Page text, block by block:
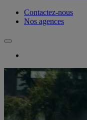
Contactez-nous
Nos agences